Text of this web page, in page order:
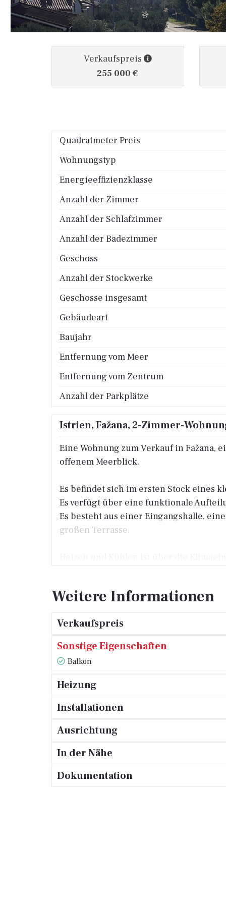
Verkaufspreis
255 000 €
Quadratmeter Preis
Wohnungstyp
Energieeffizienzklasse
Anzahl der Zimmer
Anzahl der Schlafzimmer
Anzahl der Badezimmer
Geschoss
Anzahl der Stockwerke
Geschosse insgesamt
Gebäudeart
Baujahr
Entfernung vom Meer
Entfernung vom Zentrum
Anzahl der Parkplätze
Istrien, Fažana, 2-Zimmer-
Eine Wohnung zum Verkauf in
offenem Meerblick.
Es befindet sich im ersten Stock eines
Es verfügt über eine funktionale
Es besteht aus einer Eingangshalle,
großen Terrasse.
Vermietungsgeschäfts stellt diese
Weitere Informationen
Verkaufspreis
Sonstige Eigenschaften
Balkon
Heizung
Installationen
Ausrichtung
In der Nähe
Dokumentation